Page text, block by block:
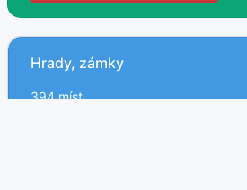
Hrady, zámky
394 míst